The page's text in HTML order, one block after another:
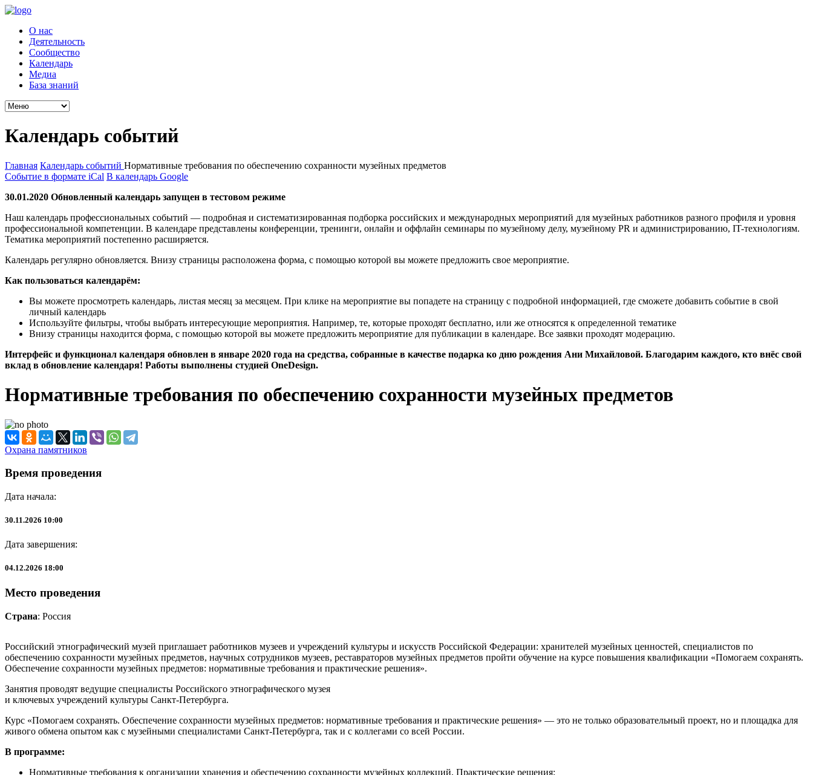
О нас
Деятельность
Сообщество
Календарь
Медиа
База знаний
Календарь событий
Главная Календарь событий Нормативные требования по обеспечению сохранности музейных предметов
Событие в формате iCal В календарь Google
30.01.2020 Обновленный календарь запущен в тестовом режиме
Наш календарь профессиональных событий — подробная и систематизированная подборка российских и международных мероприятий для музейных работников разного профиля и уровня
профессиональной компетенции. В календаре представлены конференции, тренинги, онлайн и оффлайн семинары по музейному делу, музейному PR и администрированию, IT-технологиям.
Тематика мероприятий постепенно расширяется.
Календарь регулярно обновляется. Внизу страницы расположена форма, с помощью которой вы можете предложить свое мероприятие.
Как пользоваться календарём:
Вы можете просмотреть календарь, листая месяц за месяцем. При клике на мероприятие вы попадете на страницу с подробной информацией, где сможете добавить событие в свой
личный календарь
Используйте фильтры, чтобы выбрать интересующие мероприятия. Например, те, которые проходят бесплатно, или же относятся к определенной тематике
Внизу страницы находится форма, с помощью которой вы можете предложить мероприятие для публикации в календаре. Все заявки проходят модерацию.
Интерфейс и функционал календаря обновлен в январе 2020 года на средства, собранные в качестве подарка ко дню рождения Ани Михайловой. Благодарим каждого, кто внёс свой
вклад в обновление календаря! Работы выполнены студией OneDesign.
Нормативные требования по обеспечению сохранности музейных предметов
Охрана памятников
Время проведения
Дата начала:
30.11.2026 10:00
Дата завершения:
04.12.2026 18:00
Место проведения
Страна: Россия
Российский этнографический музей приглашает работников музеев и учреждений культуры и искусств Российской Федерации: хранителей музейных ценностей, специалистов по
обеспечению сохранности музейных предметов, научных сотрудников музеев, реставраторов музейных предметов пройти обучение на курсе повышения квалификации «Помогаем сохранять.
Обеспечение сохранности музейных предметов: нормативные требования и практические решения».
Занятия проводят ведущие специалисты Российского этнографического музея
и ключевых учреждений культуры Санкт-Петербурга.
Курс «Помогаем сохранять. Обеспечение сохранности музейных предметов: нормативные требования и практические решения» — это не только образовательный проект, но и площадка для
живого обмена опытом как с музейными специалистами Санкт-Петербурга, так и с коллегами со всей России.
В программе:
Нормативные требования к организации хранения и обеспечению сохранности музейных коллекций. Практические решения;